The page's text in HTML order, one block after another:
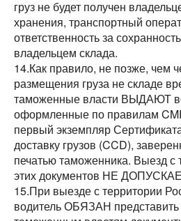
груз не будет получен
хранения, транспортный
ответственность за
владельцем склада.
14.Как правило, не позже, чем
размещения груза не складе
таможенные власти ВЫДАЮТ
оформленные по правилам
первый экземпляр
доставку грузов (CCD),
печатью таможенника. Выезд с
этих документов НЕ
15.При выезде с территории
водитель ОБЯЗАН